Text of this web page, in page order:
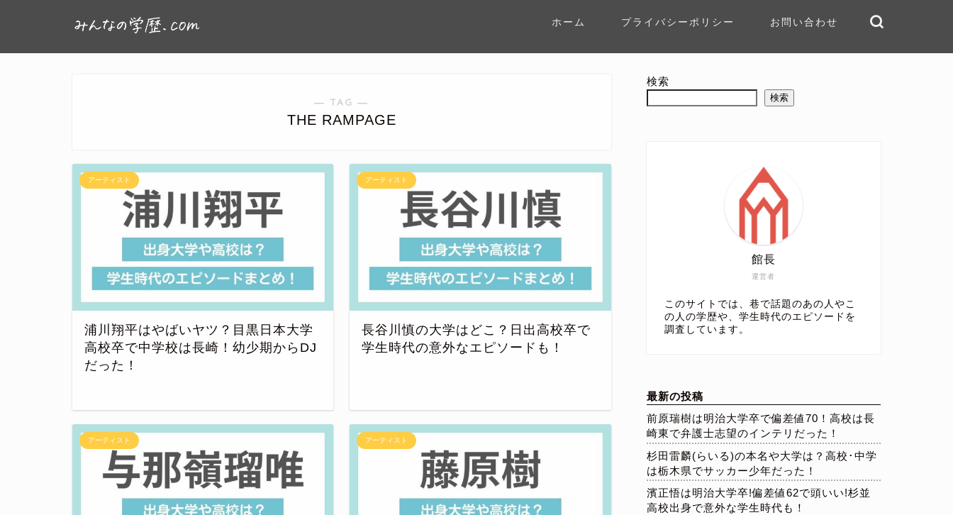
ホーム プライバシーポリシー お問い合わせ
― TAG ―
THE RAMPAGE
アーティスト
浦川翔平はやばいヤツ？目黒日本大学
高校卒で中学校は長崎！幼少期からDJ
だった！
アーティスト
長谷川慎の大学はどこ？日出高校卒で
学生時代の意外なエピソードも！
アーティスト アーティスト
検索
検索
運営者
館長
このサイトでは、巷で話題のあの人やこ
の人の学歴や、学生時代のエピソードを
調査しています。
最新の投稿
前原瑞樹は明治大学卒で偏差値70！高校は長
崎東で弁護士志望のインテリだった！
杉田雷麟(らいる)の本名や大学は？高校･中学
は栃木県でサッカー少年だった！
濱正悟は明治大学卒!偏差値62で頭いい!杉並
高校出身で意外な学生時代も！